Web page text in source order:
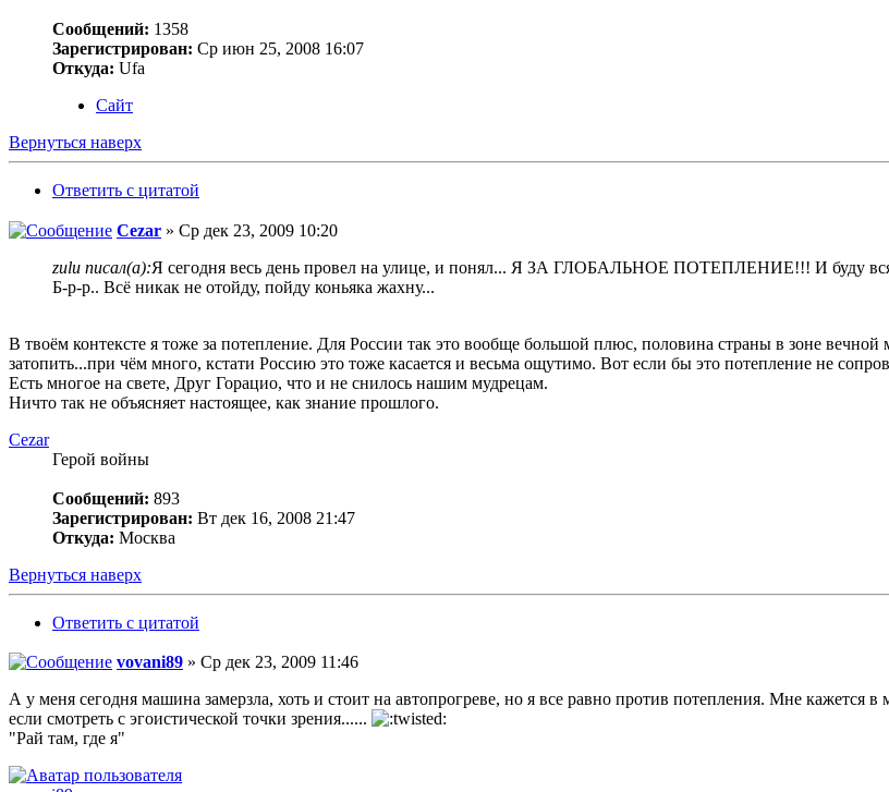
Сообщений: 1358
Зарегистрирован: Ср июн 25, 2008 16:07
Откуда: Ufa
Сайт
Вернуться наверх
Ответить с цитатой
Cezar » Ср дек 23, 2009 10:20
zulu писал(а):Я сегодня весь день провел на улице, и понял... Я ЗА ГЛОБАЛЬНОЕ ПОТЕПЛЕНИЕ!!! И буду
Б-р-р.. Всё никак не отойду, пойду коньяка жахну...
В твоём контексте я тоже за потепление. Для России так это вообще большой плюс, половина страны в зоне
затопить...при чём много, кстати Россию это тоже касается и весьма ощутимо. Вот если бы это потепление не
Есть многое на свете, Друг Горацио, что и не снилось нашим мудрецам.
Ничто так не объясняет настоящее, как знание прошлого.
Cezar
Герой войны
Сообщений: 893
Зарегистрирован: Вт дек 16, 2008 21:47
Откуда: Москва
Вернуться наверх
Ответить с цитатой
vovani89 » Ср дек 23, 2009 11:46
А у меня сегодня машина замерзла, хоть и стоит на автопрогреве, но я все равно против потепления. Мне кажется
если смотреть с эгоистической точки зрения......
"Рай там, где я"